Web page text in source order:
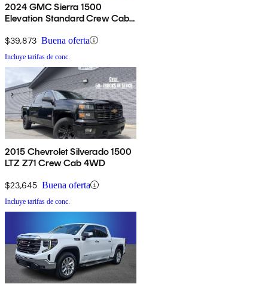
2024 GMC Sierra 1500
Elevation Standard Crew Cab
$39,873 Buena oferta
Incluye tarifas de conc.
2015 Chevrolet Silverado 1500
LTZ Z71 Crew Cab 4WD
$23,645 Buena oferta
Incluye tarifas de conc.